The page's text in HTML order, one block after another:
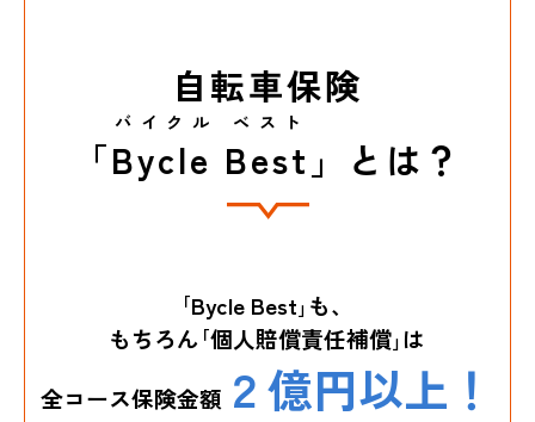
自転車保険
「Bycle Best
バイクル ベスト
」とは？
｢Bycle Best｣も、
もちろん｢個人賠償責任補償｣は
全コース保険金額 ２億円以上！